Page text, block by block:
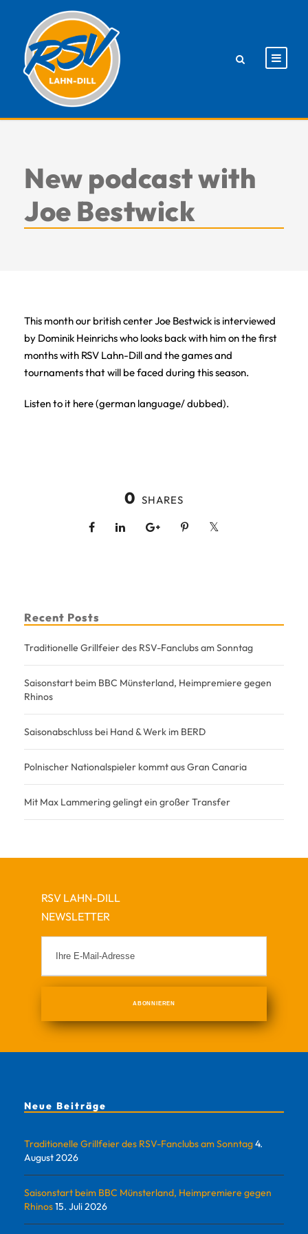
New podcast with
Joe Bestwick
This month our british center Joe Bestwick is interviewed
by Dominik Heinrichs who looks back with him on the first
months with RSV Lahn-Dill and the games and
tournaments that will be faced during this season.
Listen to it here (german language/ dubbed).
0 SHARES
Recent Posts
Traditionelle Grillfeier des RSV-Fanclubs am Sonntag
Saisonstart beim BBC Münsterland, Heimpremiere gegen
Rhinos
Saisonabschluss bei Hand & Werk im BERD
Polnischer Nationalspieler kommt aus Gran Canaria
Mit Max Lammering gelingt ein großer Transfer
RSV LAHN-DILL
NEWSLETTER
Neue Beiträge
Traditionelle Grillfeier des RSV-Fanclubs am Sonntag4.
August 2026
Saisonstart beim BBC Münsterland, Heimpremiere gegen
Rhinos15. Juli 2026